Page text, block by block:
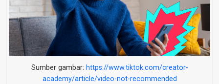
Sumber gambar: https://www.tiktok.com/creator-
academy/article/video-not-recommended